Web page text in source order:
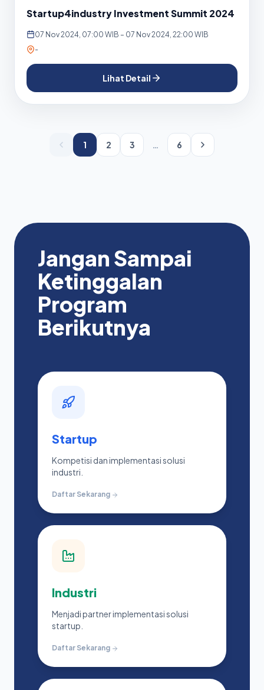
Startup4industry Investment Summit 2024
07 Nov 2024, 07:00 WIB – 07 Nov 2024, 22:00 WIB
-
Lihat Detail
1 2 3 … 6
Jangan Sampai
Ketinggalan
Program
Berikutnya
Startup
Kompetisi dan implementasi solusi
industri.
Daftar Sekarang
Industri
Menjadi partner implementasi solusi
startup.
Daftar Sekarang